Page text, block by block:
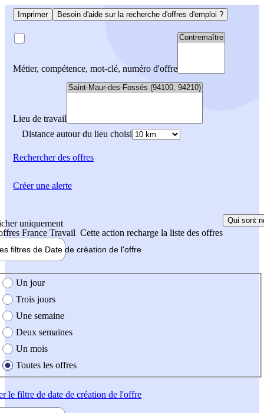
Imprimer Besoin d'aide sur la recherche d'offres d'emploi ?
Métier, compétence, mot-clé, numéro d'offre
Lieu de travail
Distance autour du lieu choisi
Rechercherdes offres
uniquement
France Travail Cette action recharge la liste des offres
Qui sont
filtres de Date de création de l'offre
création de l'offre
Un jour
Trois jours
Une semaine
Deux semaines
Un mois
Toutes les offres
le filtre de date de création de l'offre
Créer une alerte